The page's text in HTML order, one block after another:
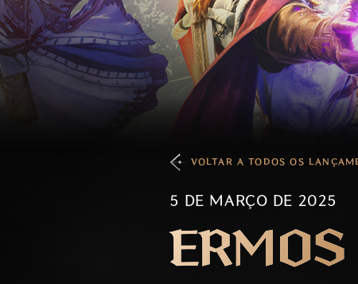
VOLTAR A TODOS OS
5 DE MARÇO DE 2025
ERMOS